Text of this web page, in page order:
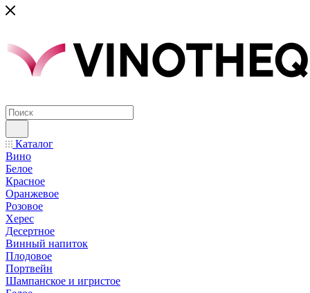
Каталог
Вино
Белое
Красное
Оранжевое
Розовое
Херес
Десертное
Винный напиток
Плодовое
Портвейн
Шампанское и игристое